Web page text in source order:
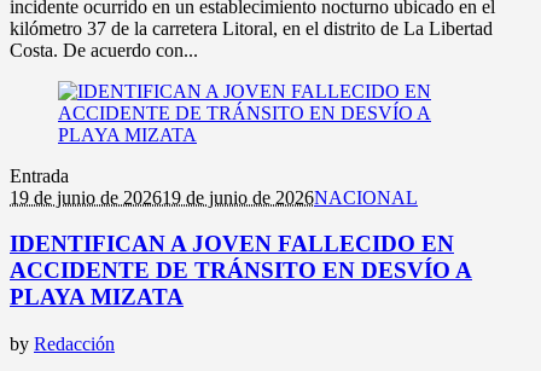
incidente ocurrido en un establecimiento nocturno ubicado en el
kilómetro 37 de la carretera Litoral, en el distrito de La Libertad
Costa. De acuerdo con...
Entrada
19 de junio de 202619 de junio de 2026NACIONAL
IDENTIFICAN A JOVEN FALLECIDO EN
ACCIDENTE DE TRÁNSITO EN DESVÍO A
PLAYA MIZATA
by Redacción